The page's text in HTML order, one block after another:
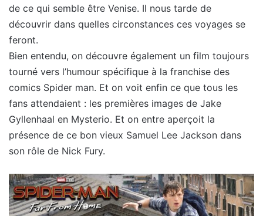
de ce qui semble être Venise. Il nous tarde de
découvrir dans quelles circonstances ces voyages se
feront.
Bien entendu, on découvre également un film toujours
tourné vers l’humour spécifique à la franchise des
comics Spider man. Et on voit enfin ce que tous les
fans attendaient : les premières images de Jake
Gyllenhaal en Mysterio. Et on entre aperçoit la
présence de ce bon vieux Samuel Lee Jackson dans
son rôle de Nick Fury.